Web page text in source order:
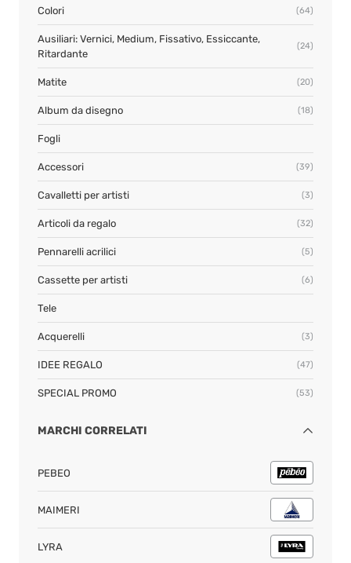
Colori (64)
Ausiliari: Vernici, Medium, Fissativo, Essiccante,
Ritardante
(24)
Matite (20)
Album da disegno (18)
Fogli
Accessori (39)
Cavalletti per artisti (3)
Articoli da regalo (32)
Pennarelli acrilici (5)
Cassette per artisti (6)
Tele
Acquerelli (3)
IDEE REGALO (47)
SPECIAL PROMO (53)
MARCHI CORRELATI
PEBEO
MAIMERI
LYRA